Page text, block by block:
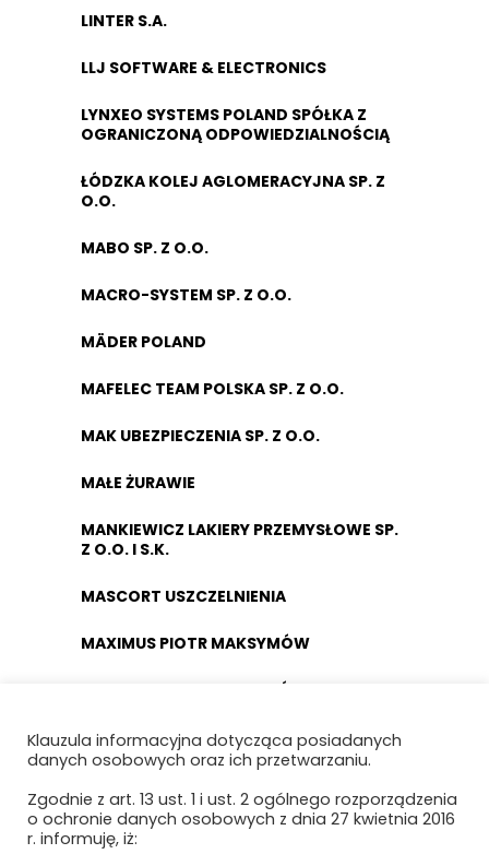
LINTER S.A.
LLJ SOFTWARE & ELECTRONICS
LYNXEO SYSTEMS POLAND SPÓŁKA Z
OGRANICZONĄ ODPOWIEDZIALNOŚCIĄ
ŁÓDZKA KOLEJ AGLOMERACYJNA SP. Z
O.O.
MABO SP. Z O.O.
MACRO-SYSTEM SP. Z O.O.
MÄDER POLAND
MAFELEC TEAM POLSKA SP. Z O.O.
MAK UBEZPIECZENIA SP. Z O.O.
MAŁE ŻURAWIE
MANKIEWICZ LAKIERY PRZEMYSŁOWE SP.
Z O.O. I S.K.
MASCORT USZCZELNIENIA
MAXIMUS PIOTR MAKSYMÓW
MAXTO TECHNOLOGY SPÓŁKA Z O.O.
MCMET SP. Z O.O.
MEDCOM SP. Z O.O.
Klauzula informacyjna dotycząca posiadanych
danych osobowych oraz ich przetwarzaniu.
Zgodnie z art. 13 ust. 1 i ust. 2 ogólnego rozporządzenia
o ochronie danych osobowych z dnia 27 kwietnia 2016
r. informuję, iż: